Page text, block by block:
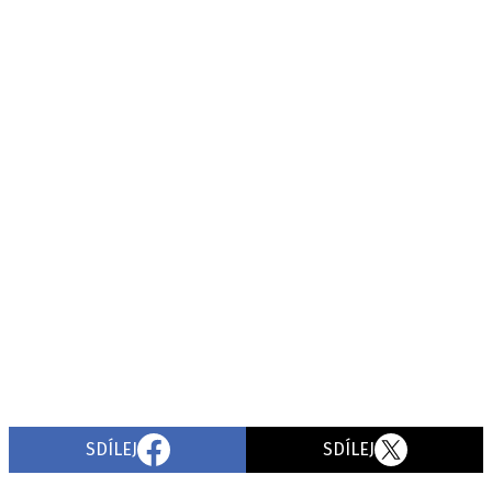
SDÍLEJ SDÍLEJ